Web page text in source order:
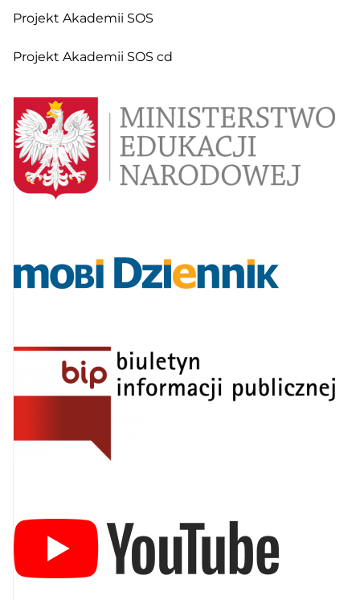
Projekt Akademii SOS
Projekt Akademii SOS cd